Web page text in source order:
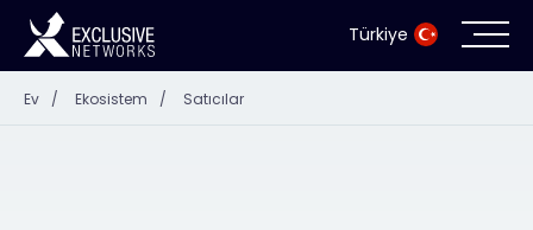
Türkiye
Ev / Ekosistem / Satıcılar